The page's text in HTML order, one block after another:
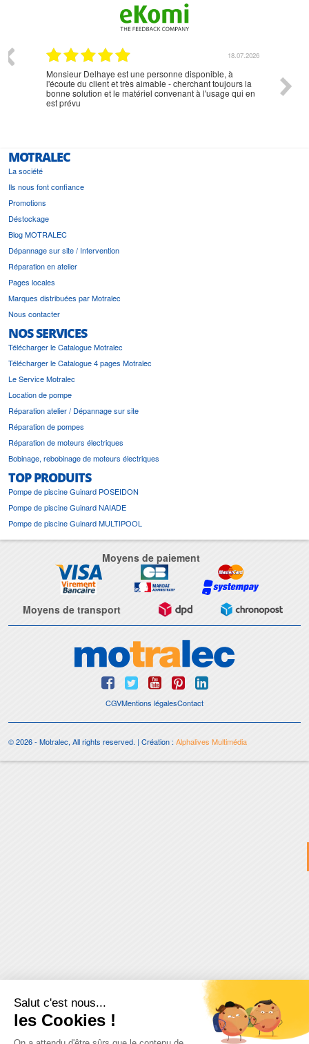
18.07.2026
Monsieur Delhaye est une personne disponible, à
l'écoute du client et très aimable - cherchant toujours la
bonne solution et le matériel convenant à l'usage qui en
est prévu
MOTRALEC
La société
Ils nous font confiance
Promotions
Déstockage
Blog MOTRALEC
Dépannage sur site / Intervention
Réparation en atelier
Pages locales
Marques distribuées par Motralec
Nous contacter
NOS SERVICES
Télécharger le Catalogue Motralec
Télécharger le Catalogue 4 pages Motralec
Le Service Motralec
Location de pompe
Réparation atelier / Dépannage sur site
Réparation de pompes
Réparation de moteurs électriques
Bobinage, rebobinage de moteurs électriques
TOP PRODUITS
Pompe de piscine Guinard POSEIDON
Pompe de piscine Guinard NAIADE
Pompe de piscine Guinard MULTIPOOL
Moyens de paiement
Moyens de transport
CGVMentions légalesContact
© 2026 - Motralec, All rights reserved. | Création : Alphalives Multimédia